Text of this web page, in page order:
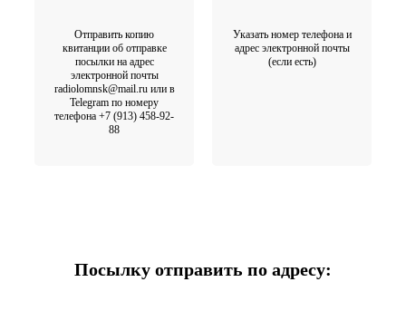
Отправить копию
квитанции об отправке
посылки на адрес
электронной почты
radiolomnsk@mail.ru или в
Telegram по номеру
телефона +7 (913) 458-92-
88
Указать номер телефона и
адрес электронной почты
(если есть)
Посылку отправить по адресу: